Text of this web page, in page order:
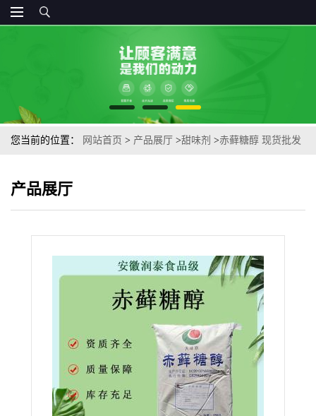
您当前的位置： 网站首页 > 产品展厅 >甜味剂 >赤藓糖醇 现货批发
产品展厅